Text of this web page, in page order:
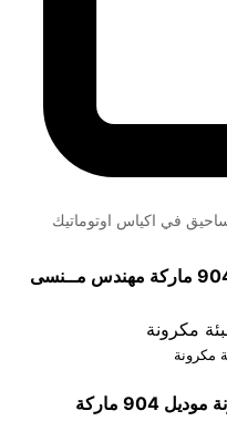
في اكياس اوتوماتيك
مكرونة
موديل 904 ماركة